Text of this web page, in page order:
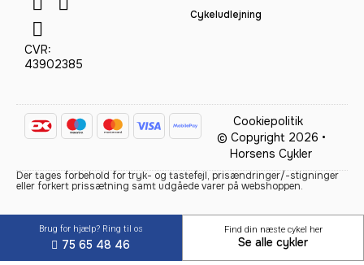
CVR:
43902385
Cykeludlejning
Cookiepolitik
© Copyright 2026 •
Horsens Cykler
Der tages forbehold for tryk- og tastefejl, prisændringer/-stigninger
eller forkert prissætning samt udgåede varer på webshoppen.
Brug for hjælp? Ring til os
75 65 48 46
Find din næste cykel her
Se alle cykler